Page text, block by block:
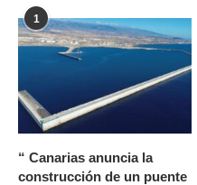
1
“ Canarias anuncia la
construcción de un puente